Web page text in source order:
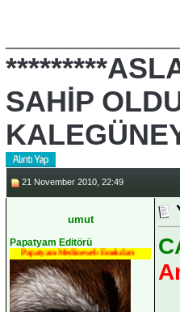
SAHİP
21 November 2010, 22:49
umut
Papatyam Editörü
Papatyam Medineweb Emekdarı